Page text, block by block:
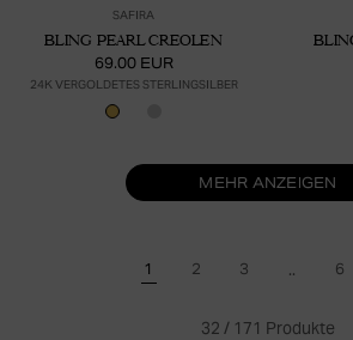
SAFIRA
BLING PEARL CREOLEN
69.00 EUR
24K VERGOLDETES STERLINGSILBER
MEHR ANZEIGEN
1 2 3 .. 6
32 / 171 Produkte